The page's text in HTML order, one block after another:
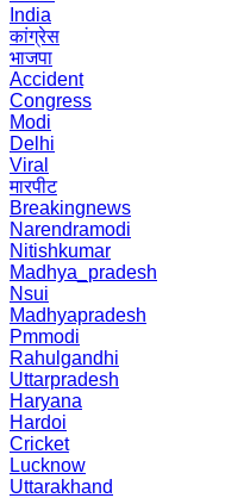
India
कांग्रेस
भाजपा
Accident
Congress
Modi
Delhi
Viral
मारपीट
Breakingnews
Narendramodi
Nitishkumar
Madhya_pradesh
Nsui
Madhyapradesh
Pmmodi
Rahulgandhi
Uttarpradesh
Haryana
Hardoi
Cricket
Lucknow
Uttarakhand